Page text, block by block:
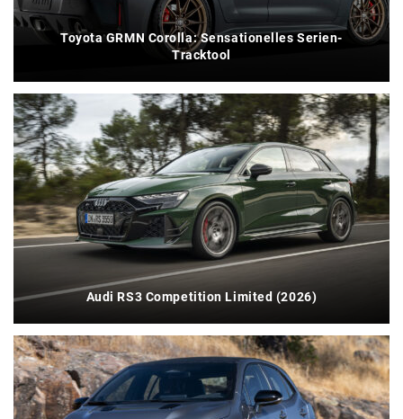
Toyota GRMN Corolla: Sensationelles Serien-
Tracktool
Audi RS3 Competition Limited (2026)